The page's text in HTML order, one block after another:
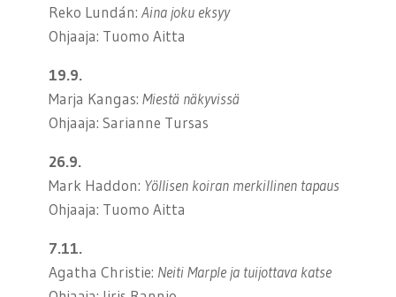
Reko Lundán: Aina joku eksyy
Ohjaaja: Tuomo Aitta
19.9.
Marja Kangas: Miestä näkyvissä
Ohjaaja: Sarianne Tursas
26.9.
Mark Haddon: Yöllisen koiran merkillinen tapaus
Ohjaaja: Tuomo Aitta
7.11.
Agatha Christie: Neiti Marple ja tuijottava katse